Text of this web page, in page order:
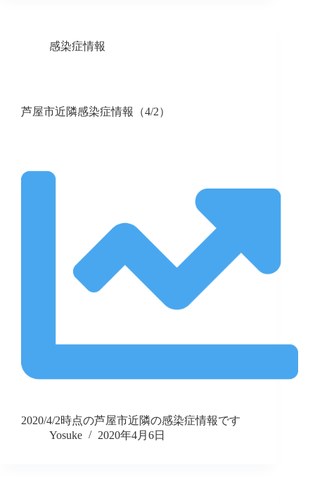
感染症情報
芦屋市近隣感染症情報（4/2）
2020/4/2時点の芦屋市近隣の感染症情報です
Yosuke
2020年4月6日